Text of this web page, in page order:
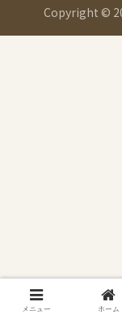
Copyright ©
メニュー ホーム